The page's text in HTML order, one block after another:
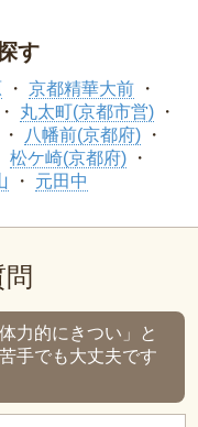
す
京都精華大前
丸太町(京都市営)
八幡前(京都府)
松ケ崎(京都府)
元田中
力的にきつい」と
手でも大丈夫です